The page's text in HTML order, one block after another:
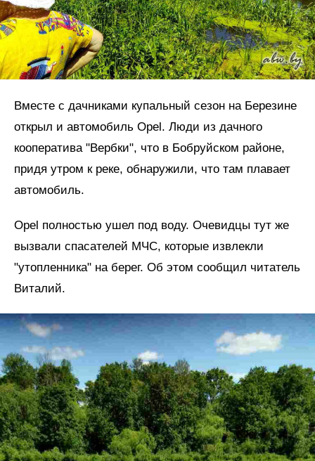
Вместе с дачниками купальный сезон на Березине
открыл и автомобиль Opel. Люди из дачного
кооператива "Вербки", что в Бобруйском районе,
придя утром к реке, обнаружили, что там плавает
автомобиль.
Opel полностью ушел под воду. Очевидцы тут же
вызвали спасателей МЧС, которые извлекли
"утопленника" на берег. Об этом сообщил читатель
Виталий.